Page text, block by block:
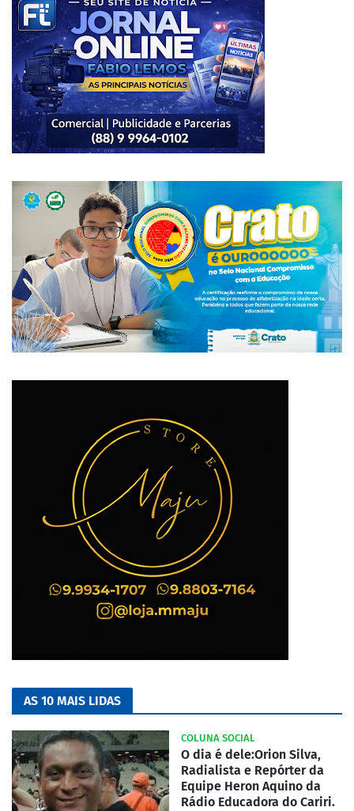
AS 10 MAIS LIDAS
COLUNA SOCIAL
O dia é dele:Orion Silva,
Radialista e Repórter da
Equipe Heron Aquino da
Rádio Educadora do Cariri.